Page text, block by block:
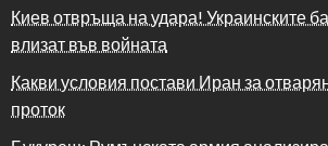
Киев отвръща на удара! Украинските
влизат във войната
Какви условия постави Иран за
проток